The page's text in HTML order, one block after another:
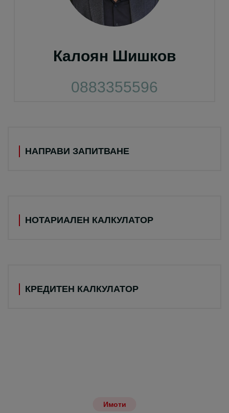
Калоян Шишков
0883355596
КРЕДИТЕН КАЛКУЛАТОР
НОТАРИАЛЕН КАЛКУЛАТОР
НАПРАВИ ЗАПИТВАНЕ
Имоти